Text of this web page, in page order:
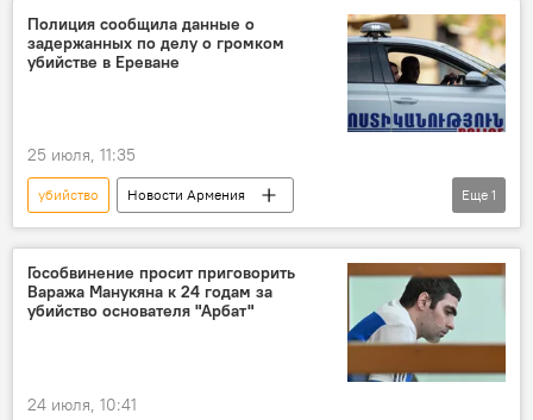
Полиция сообщила данные о
задержанных по делу о громком
убийстве в Ереване
25 июля, 11:35
убийство
Новости Армения
Происшествия и инциденты в Ереване
Еще 1
Гособвинение просит приговорить
Ваража Манукяна к 24 годам за
убийство основателя "Арбат"
24 июля, 10:41